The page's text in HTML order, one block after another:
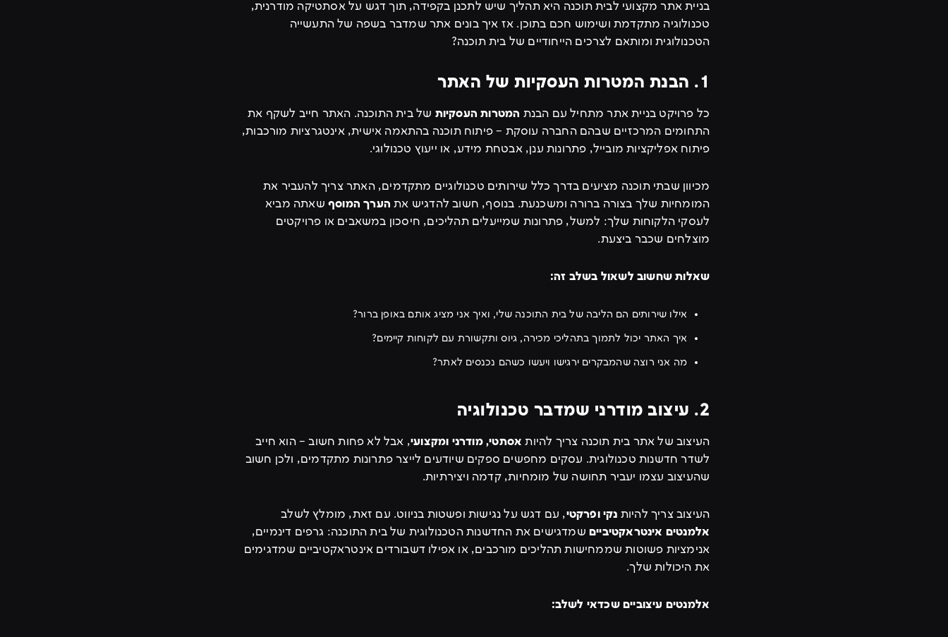
בניית אתר מקצועי לבית תוכנה היא תהליך שיש לתכנן בקפידה, תוך דגש על אסתטיקה מודרנית,
טכנולוגיה מתקדמת ושימוש חכם בתוכן. אז איך בונים אתר שמדבר בשפה של התעשייה
הטכנולוגית ומותאם לצרכים הייחודיים של בית תוכנה?
1. הבנת המטרות העסקיות של האתר
כל פרויקט בניית אתר מתחיל עם הבנת המטרות העסקיות של בית התוכנה. האתר חייב לשקף את
התחומים המרכזיים שבהם החברה עוסקת – פיתוח תוכנה בהתאמה אישית, אינטגרציות מורכבות,
פיתוח אפליקציות מובייל, פתרונות ענן, אבטחת מידע, או ייעוץ טכנולוגי.
מכיוון שבתי תוכנה מציעים בדרך כלל שירותים טכנולוגיים מתקדמים, האתר צריך להעביר את
המומחיות שלך בצורה ברורה ומשכנעת. בנוסף, חשוב להדגיש את הערך המוסף שאתה מביא
לעסקי הלקוחות שלך: למשל, פתרונות שמייעלים תהליכים, חיסכון במשאבים או פרויקטים
מוצלחים שכבר ביצעת.
שאלות שחשוב לשאול בשלב זה:
אילו שירותים הם הליבה של בית התוכנה שלי, ואיך אני מציג אותם באופן ברור?
איך האתר יכול לתמוך בתהליכי מכירה, גיוס ותקשורת עם לקוחות קיימים?
מה אני רוצה שהמבקרים ירגישו ויעשו כשהם נכנסים לאתר?
2. עיצוב מודרני שמדבר טכנולוגיה
העיצוב של אתר בית תוכנה צריך להיות אסתטי, מודרני ומקצועי, אבל לא פחות חשוב – הוא חייב
לשדר חדשנות טכנולוגית. עסקים מחפשים ספקים שיודעים לייצר פתרונות מתקדמים, ולכן חשוב
שהעיצוב עצמו יעביר תחושה של מומחיות, קדמה ויצירתיות.
העיצוב צריך להיות נקי ופרקטי, עם דגש על נגישות ופשטות בניווט. עם זאת, מומלץ לשלב
אלמנטים אינטראקטיביים שמדגישים את החדשנות הטכנולוגית של בית התוכנה: גרפים דינמיים,
אנימציות פשוטות שממחישות תהליכים מורכבים, או אפילו דשבורדים אינטראקטיביים שמדגימים
את היכולות שלך.
אלמנטים עיצוביים שכדאי לשלב: